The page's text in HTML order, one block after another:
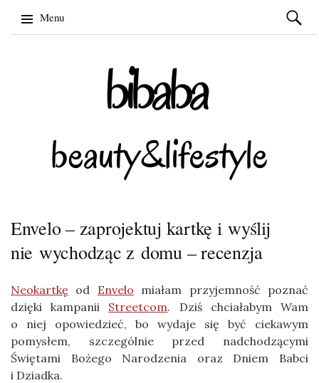
Menu
Szukaj:
Envelo – zaprojektuj kartkę i wyślij
nie wychodząc z domu – recenzja
Neokartkę od Envelo miałam przyjemność poznać
dzięki kampanii Streetcom. Dziś chciałabym Wam
o niej opowiedzieć, bo wydaje się być ciekawym
pomysłem, szczególnie przed nadchodzącymi
Świętami Bożego Narodzenia oraz Dniem Babci
i Dziadka.